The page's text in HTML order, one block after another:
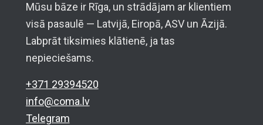
Mūsu bāze ir Rīga, un strādājam ar klientiem
visā pasaulē — Latvijā, Eiropā, ASV un Āzijā.
Labprāt tiksimies klātienē, ja tas
nepieciešams.
+371 29394520
info@coma.lv
Telegram